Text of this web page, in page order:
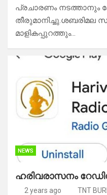
പ്രചാരണം
തീരുമാനിച്ചു.ശബരിമല
മാളികപ്പുറത്തും…
NEWS
ഹരിവരാസനം
2 years ago TNT